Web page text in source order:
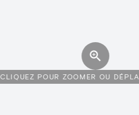
CLIQUEZ POUR ZOOMER OU